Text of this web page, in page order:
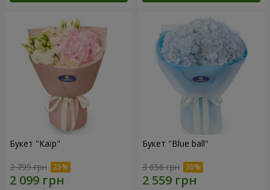
Букет "Каїр"
2 799 грн
Букет "Blue ball"
3 656 грн